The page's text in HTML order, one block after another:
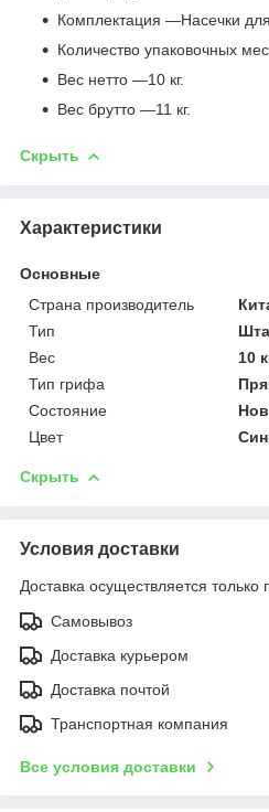
Комплектация —Насечки
Количество упаковочных
Вес нетто —10 кг.
Вес брутто —11 кг.
Скрыть
Характеристики
Основные
Страна производитель
Тип
Вес
10
Тип грифа
Состояние
Цвет
Скрыть
Условия доставки
Доставка осуществляется только
Самовывоз
Доставка курьером
Доставка почтой
Транспортная компания
Все условия доставки